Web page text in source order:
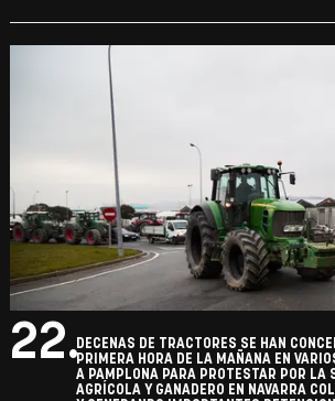
22.DECENAS DE TRACTORES SE HAN
PRIMERA HORA DE LA MAÑANA EN
A PAMPLONA PARA PROTESTAR POR LA
AGRÍCOLA Y GANADERO EN NAVARRA